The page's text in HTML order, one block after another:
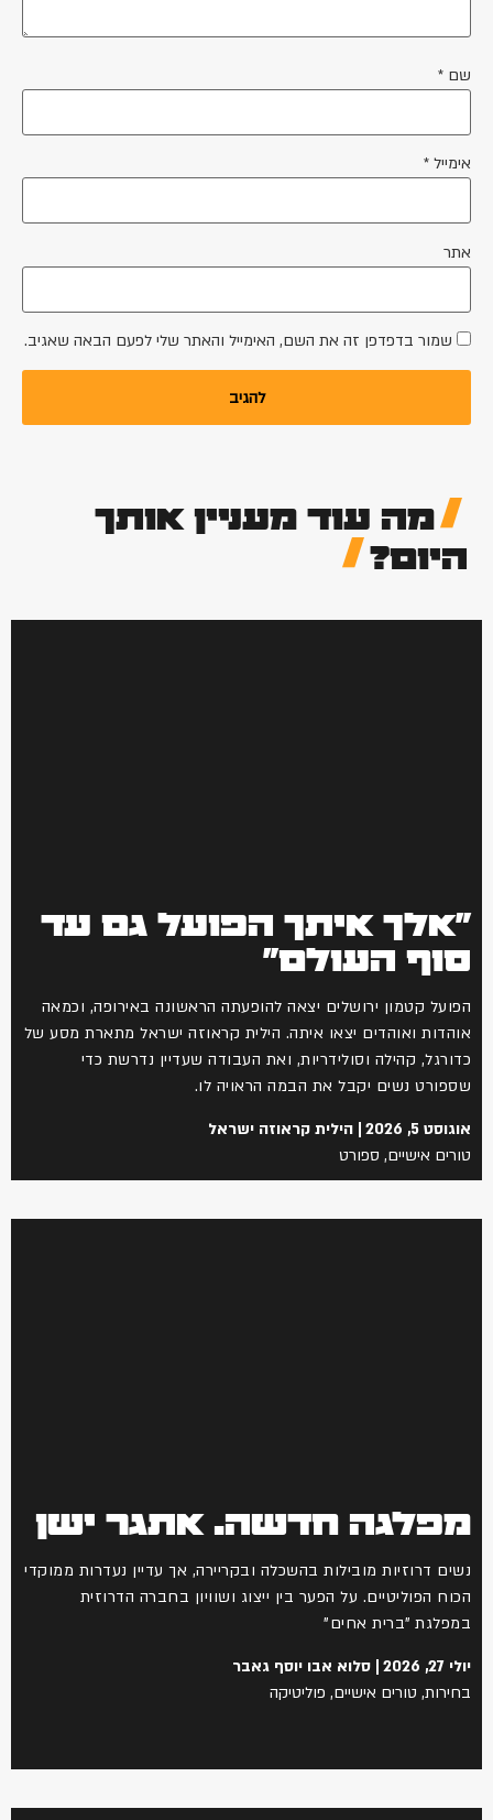
שם *
אימייל *
אתר
שמור בדפדפן זה את השם, האימייל והאתר שלי לפעם הבאה שאגיב.
מה עוד מעניין אותך
היום?
"אלך איתך הפועל גם עד
סוף העולם"
הפועל קטמון ירושלים יצאה להופעתה הראשונה באירופה, וכמאה
אוהדות ואוהדים יצאו איתה. הילית קראוזה ישראל מתארת מסע של
כדורגל, קהילה וסולידריות, ואת העבודה שעדיין נדרשת כדי
שספורט נשים יקבל את הבמה הראויה לו.
אוגוסט 5, 2026
הילית קראוזה ישראל
טורים אישיים, ספורט
מפלגה חדשה. אתגר ישן
נשים דרוזיות מובילות בהשכלה ובקריירה, אך עדיין נעדרות ממוקדי
הכוח הפוליטיים. על הפער בין ייצוג ושוויון בחברה הדרוזית
במפלגת "ברית אחים"
יולי 27, 2026
סלוא אבו יוסף גאבר
בחירות, טורים אישיים, פוליטיקה